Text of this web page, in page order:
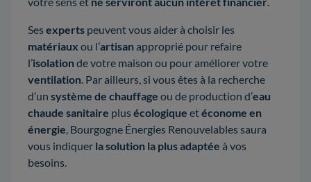
Sesexperts peuvent vous aider à choisir les
matériaux ou l’artisanapproprié pour refaire
l’isolationde votre maison ou pour améliorer votre
ventilation . Par ailleurs, si vous êtes à la recherche
d’un système de chauffage ou de production d’eau
chaude sanitaire plusécologique etéconome en
énergie , Bourgogne Énergies Renouvelables saura
vous indiquer la solution la plus adaptée à vos
besoins.